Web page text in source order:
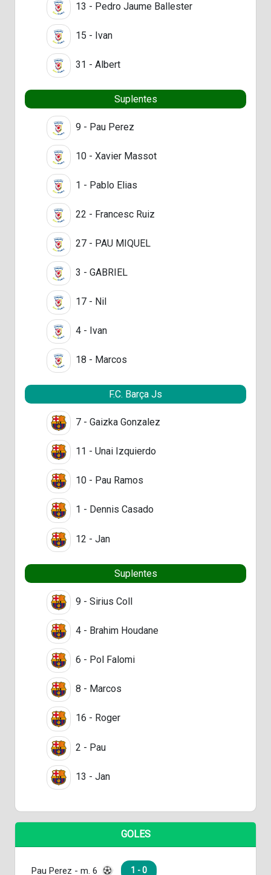
13 - Pedro Jaume Ballester
15 - Ivan
31 - Albert
Suplentes
9 - Pau Perez
10 - Xavier Massot
1 - Pablo Elias
22 - Francesc Ruiz
27 - PAU MIQUEL
3 - GABRIEL
17 - Nil
4 - Ivan
18 - Marcos
F.C. Barça Js
7 - Gaizka Gonzalez
11 - Unai Izquierdo
10 - Pau Ramos
1 - Dennis Casado
12 - Jan
Suplentes
9 - Sirius Coll
4 - Brahim Houdane
6 - Pol Falomi
8 - Marcos
16 - Roger
2 - Pau
13 - Jan
GOLES
Pau Perez - m. 6 1 - 0